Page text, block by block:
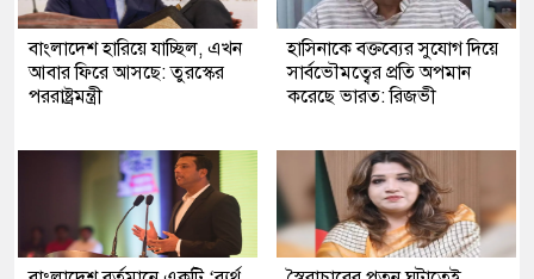
বাংলাদেশ হারিয়ে যাচ্ছিল, এখন
আবার ফিরে আসছে: তুরস্কের
পররাষ্ট্রমন্ত্রী
হাসিনাকে বক্তব্যের সুযোগ দিয়ে
সার্বভৌমত্বের প্রতি অপমান
করেছে ভারত: রিজভী